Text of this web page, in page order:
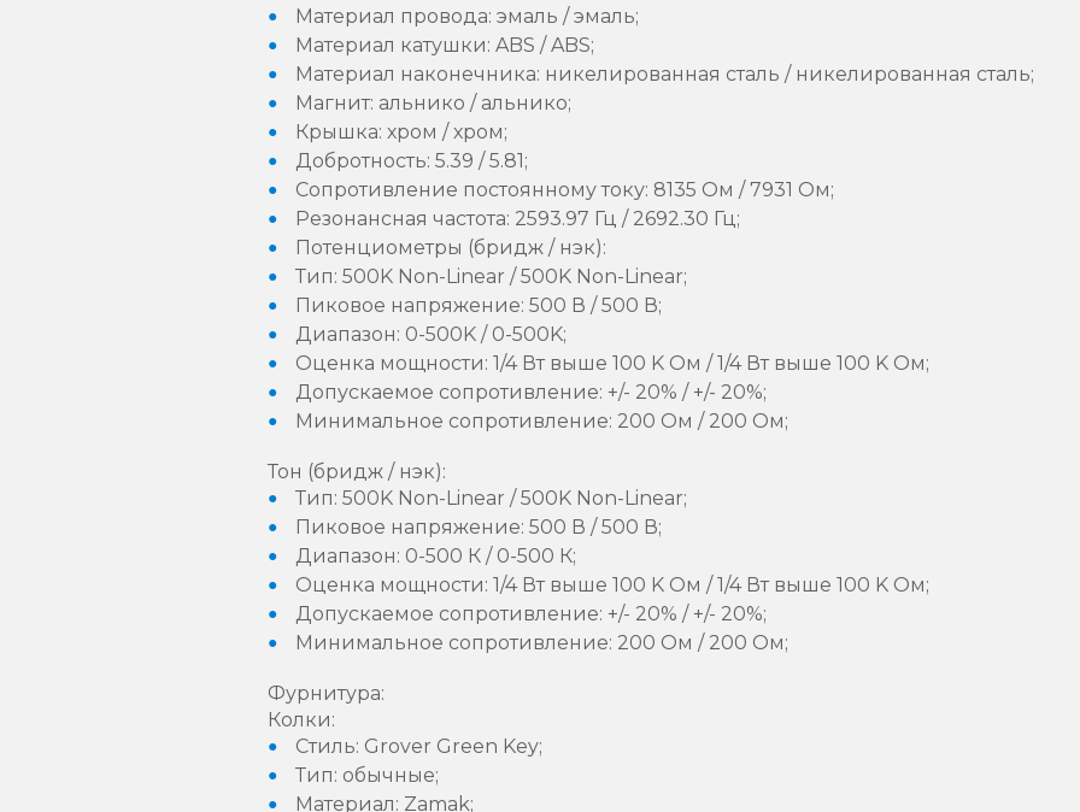
Материал провода: эмаль / эмаль;
Материал катушки: ABS / ABS;
Материал наконечника: никелированная сталь / никелированная сталь;
Магнит: альнико / альнико;
Крышка: хром / хром;
Добротность: 5.39 / 5.81;
Сопротивление постоянному току: 8135 Ом / 7931 Ом;
Резонансная частота: 2593.97 Гц / 2692.30 Гц;
Потенциометры (бридж / нэк):
Тип: 500K Non-Linear / 500K Non-Linear;
Пиковое напряжение: 500 В / 500 В;
Диапазон: 0-500K / 0-500K;
Оценка мощности: 1/4 Вт выше 100 K Ом / 1/4 Вт выше 100 K Ом;
Допускаемое сопротивление: +/- 20% / +/- 20%;
Минимальное сопротивление: 200 Ом / 200 Ом;
Тон (бридж / нэк):
Тип: 500K Non-Linear / 500K Non-Linear;
Пиковое напряжение: 500 В / 500 В;
Диапазон: 0-500 К / 0-500 К;
Оценка мощности: 1/4 Вт выше 100 K Ом / 1/4 Вт выше 100 K Ом;
Допускаемое сопротивление: +/- 20% / +/- 20%;
Минимальное сопротивление: 200 Ом / 200 Ом;
Фурнитура:
Колки:
Стиль: Grover Green Key;
Тип: обычные;
Материал: Zamak;